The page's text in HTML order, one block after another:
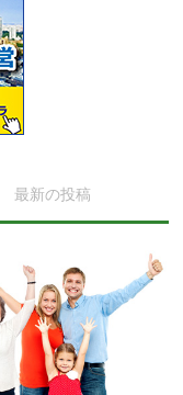
最新の投稿